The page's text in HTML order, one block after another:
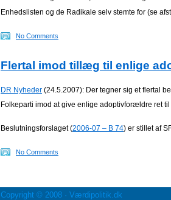
Enhedslisten og de Radikale selv stemte for (se
No Comments
Flertal imod tillæg til enlige
DR Nyheder (24.5.2007): Der tegner sig et flertal
Folkeparti imod at give enlige adoptivforældre ret
Beslutningsforslaget (2006-07 – B 74) er stillet af
No Comments
Copyright © 2008 · Værdipolitik.dk